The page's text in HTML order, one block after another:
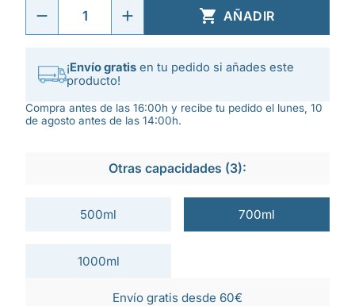
 AÑADIR
¡Envío gratis en tu pedido si añades este
producto!
Compra antes de las 16:00h y recibe tu pedido el lunes, 10
de agosto antes de las 14:00h.
Otras capacidades (3):
500ml 700ml
1000ml
Envío gratis desde 60€